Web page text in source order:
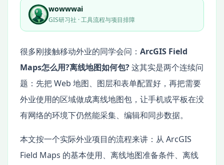
wowwwai
GIS研习社 · 工具流程与项目排障
很多刚接触移动外业的同学会问： ArcGIS Field
Maps怎么用?离线地图如何包?这其实是两个连续问
题：先把 Web 地图、图层和表单配置好，再把需要
外业使用的区域做成离线地图包，让手机或平板在没
有网络的环境下仍然能采集、编辑和同步数据。
本文按一个实际外业项目的流程来讲：从 ArcGIS
Field Maps 的基本使用、离线地图准备条件、离线